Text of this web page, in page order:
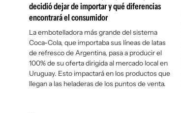
Mundo
Cultura y Espectáculos
decidió dejar de importar y qué diferencias
encontrará el consumidor
La embotelladora más grande del sistema
Coca-Cola, que importaba sus líneas de latas
de refresco de Argentina, pasa a producir el
100% de su oferta dirigida al mercado local en
Uruguay. Esto impactará en los productos que
llegan a las heladeras de los puntos de venta.